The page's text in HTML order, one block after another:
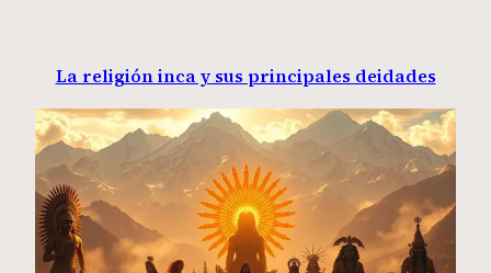
La religión inca y sus principales deidades